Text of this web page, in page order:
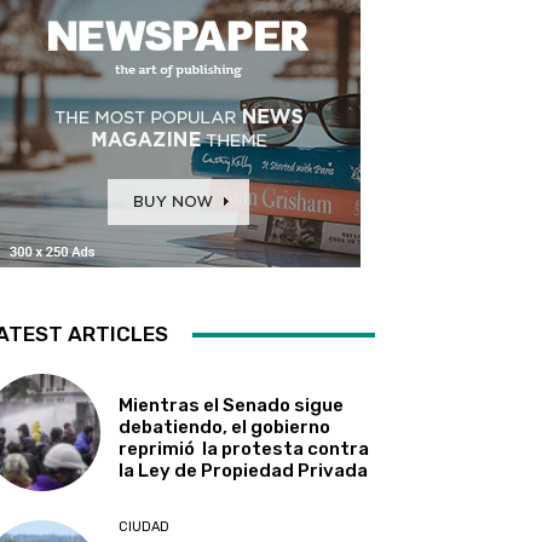
ARTICLES
Mientras el Senado sigue
debatiendo, el gobierno
reprimió la protesta contra
la Ley de Propiedad Privada
CIUDAD